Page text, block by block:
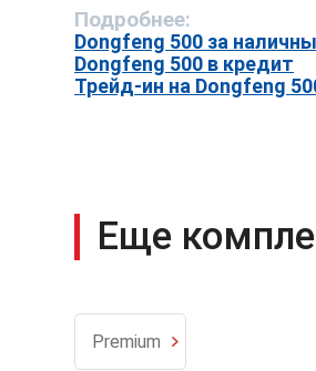
Подробнее:
Dongfeng 500 за
Dongfeng 500 в кредит
Трейд-ин на Dongfeng
Еще
Premium